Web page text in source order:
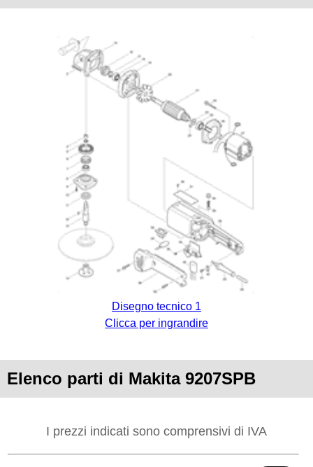
Disegno tecnico 1
Clicca per ingrandire
Elenco parti di Makita 9207SPB
I prezzi indicati sono comprensivi di IVA